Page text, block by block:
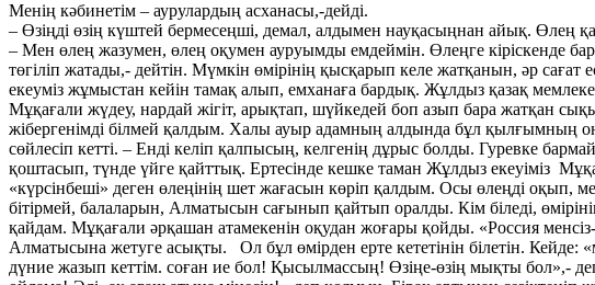
Менің кәбинетім – аурулардың асханасы,-дейді.
– Өзіңді өзің күштей бермесеңші, демал, алдымен науқасыңнан айық. Өлең
– Мен өлең жазумен, өлең оқумен ауруымды емдеймін. Өлеңге кіріскенде
төгіліп жатады,- дейтін. Мүмкін өмірінің қысқарып келе жатқанын, әр
екеуміз жұмыстан кейін тамақ алып, емханаға бардық. Жұлдыз қазақ
Мұқағали жүдеу, нардай жігіт, арықтап, шүйкедей боп азып бара жатқан
жібергенімді білмей қалдым. Халы ауыр адамның алдында бұл қылғымның
сөйлесіп кетті. – Енді келіп қалпысың, келгенің дұрыс болды. Гуревке
қоштасып, түнде үйге қайттық. Ертесінде кешке таман Жұлдыз екеуіміз
«күрсінбеші» деген өлеңінің шет жағасын көріп қалдым. Осы өлеңді
бітірмей, балаларын, Алматысын сағынып қайтып оралды. Кім біледі,
қайдам. Мұқағали әрқашан атамекенін оқудан жоғары қойды. «Россия
Алматысына жетуге асықты. Ол бұл өмірден ерте кететінін білетін.
дүние жазып кеттім. соған ие бол! Қысылмассың! Өзіңе-өзің мықты